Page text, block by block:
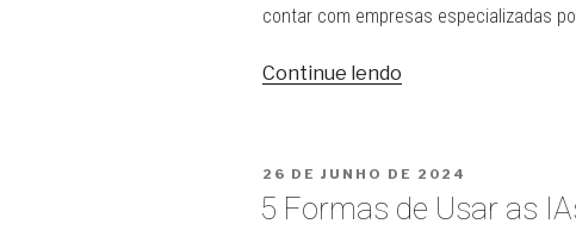
contar com empresas especializadas
Continue lendo
Estratégias
Eficazes
PUBLICADO
26 DE JUNHO DE 2024
5 Formas de Usar as